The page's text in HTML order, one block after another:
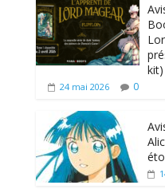
kit)
24 mai 2026 0